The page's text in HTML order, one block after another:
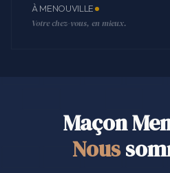
À MENOUVILLE
Votre chez-vous, en mieux.
Maçon
Nous